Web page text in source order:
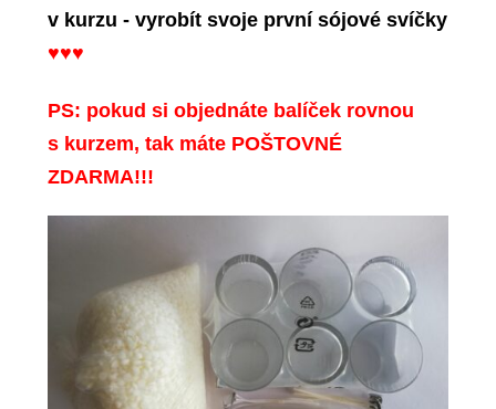
v kurzu - vyrobít svoje první sójové svíčky
♥♥♥
PS: pokud si objednáte balíček rovnou
s kurzem, tak máte POŠTOVNÉ
ZDARMA!!!